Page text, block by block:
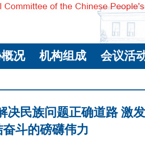
况 机构组成 会议活
决民族问题正确道路 激
奋斗的磅礴伟力